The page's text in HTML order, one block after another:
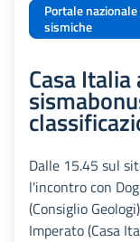
Portale
sismiche
Casa
Dalle 15.45 sul
l'incontro con
(Consiglio
Imperato (Casa